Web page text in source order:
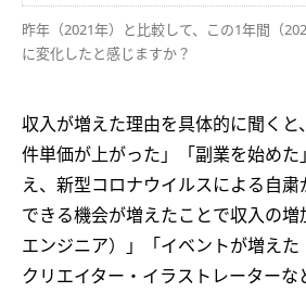
昨年（2021年）と比較して、この1年間（
に変化したと感じますか？
収入が増えた理由を具体的に聞く
件単価が上がった」「副業を始めた
え、新型コロナウイルスによる自
できる機会が増えたことで収入の
エンジニア）」「イベントが増え
クリエイター・イラストレーターな